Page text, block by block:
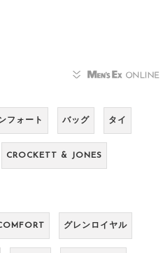
フォート バッグ タイ
CROCKETT & JONES
グレンロイヤル